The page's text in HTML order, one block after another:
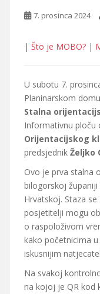
7. prosinca 2024
| Što je MOBO? |
U subotu 7.
Planinarskom
Stalna
Informativnu ploču
Orijentacijskog
predsjednik Željko
Ovo je prva stalna
bilogorskoj županiji
Hrvatskoj. Staza
posjetitelji mogu
o raspoloživom
kako početnicima
iskusnijim
Na svakoj
na kojoj je QR kod